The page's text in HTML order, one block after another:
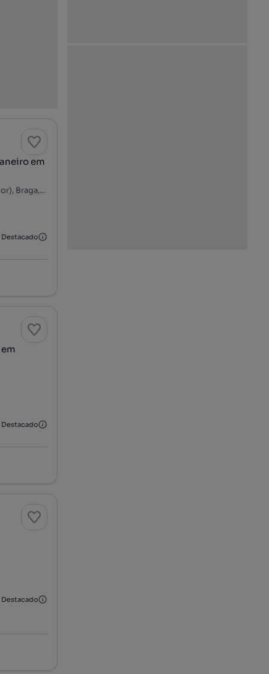
em
Avenida 31 de Janeiro - São José de São Lázaro, Braga (São Vítor), Braga, Braga
Destacado
Destacado
Destacado